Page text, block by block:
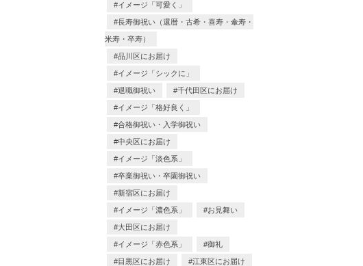
イメージ「可愛く」
長寿御祝い（還暦・古希・喜寿・傘寿・
米寿・卒寿）
品川区にお届け
イメージ「シックに」
退職御祝い 千代田区にお届け
イメージ「格好良く」
合格御祝い・入学御祝い
中央区にお届け
イメージ「淡色系」
卒業御祝い・卒園御祝い
新宿区にお届け
イメージ「濃色系」 お見舞い
大田区にお届け
イメージ「赤色系」 御礼
目黒区にお届け 江東区にお届け